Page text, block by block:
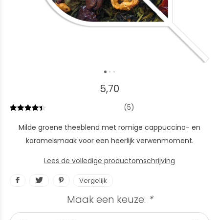
5,70
(5)
Milde groene theeblend met romige cappuccino- en
karamelsmaak voor een heerlijk verwenmoment.
Lees de volledige productomschrijving
Vergelijk
Maak een keuze: *